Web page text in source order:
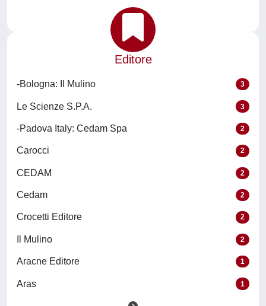
Editore
-Bologna: Il Mulino 3
Le Scienze S.P.A. 3
-Padova Italy: Cedam Spa 2
Carocci 2
CEDAM 2
Cedam 2
Crocetti Editore 2
Il Mulino 2
Aracne Editore 1
Aras 1